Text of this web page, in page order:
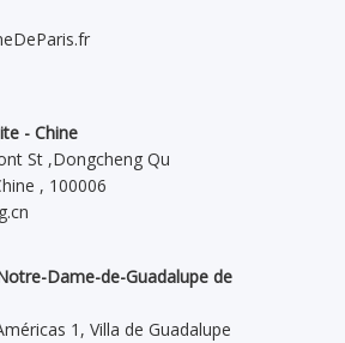
- Chine
St ,Dongcheng Qu
, 100006
Dame-de-Guadalupe de
1, Villa de Guadalupe